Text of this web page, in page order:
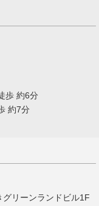
歩 約6分
約7分
リーンランドビル1F